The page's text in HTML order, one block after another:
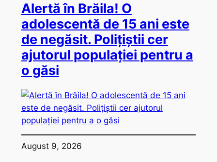
Alertă în Brăila! O
adolescentă de 15 ani este
de negăsit. Polițiștii cer
ajutorul populației pentru a
o găsi
August 9, 2026